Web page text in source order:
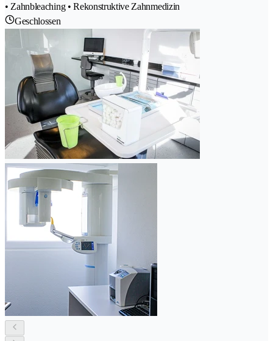
• Zahnbleaching • Rekonstruktive Zahnmedizin
Geschlossen